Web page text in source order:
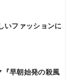
いファッションに
早朝始発の殺風